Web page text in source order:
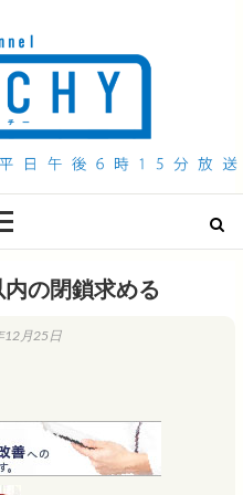
の閉鎖求める
月25日